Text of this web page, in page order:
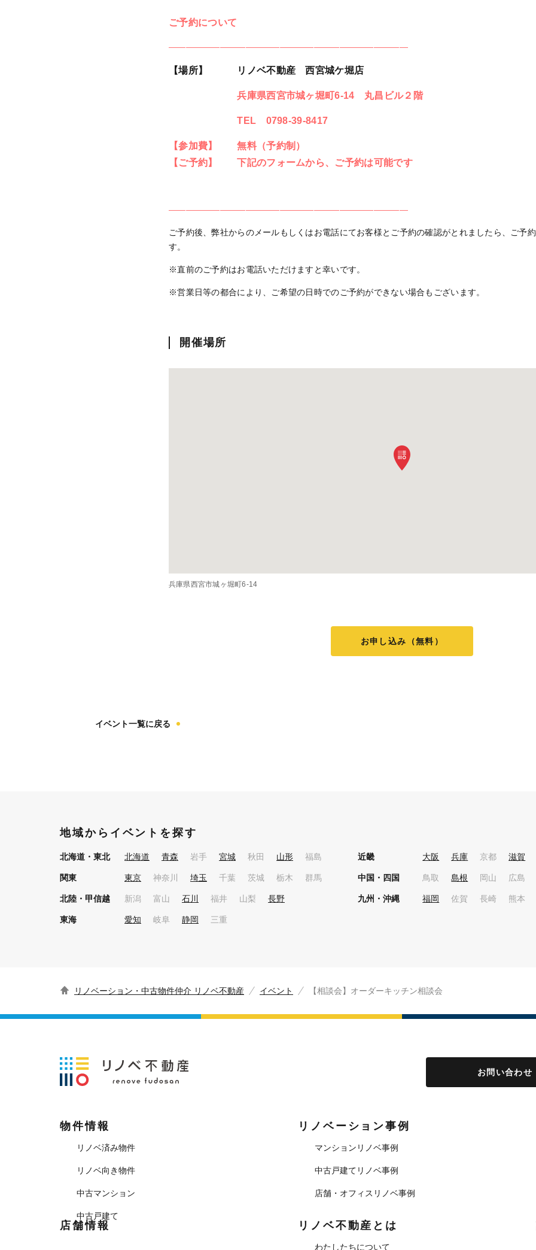
ご予約について
————————————————————————————
【場所】 リノベ不動産 西宮城ケ堀店
兵庫県西宮市城ヶ堀町6-14 丸昌ビル２階
TEL 0798-39-8417
【参加費】 無料（予約制）
【ご予約】 下記のフォームから、ご予約は可能です
————————————————————————————
ご予約後、弊社からのメールもしくはお電話にてお客様とご予約の確認がとれましたら、ご予
す。
※直前のご予約はお電話いただけますと幸いです。
※営業日等の都合により、ご希望の日時でのご予約ができない場合もございます。
開催場所
兵庫県西宮市城ヶ堀町6-14
お申し込み（無料）
イベント一覧に戻る
地域からイベントを探す
北海道・東北 北海道 青森 岩手 宮城 秋田 山形 福島
関東 東京 神奈川 埼玉 千葉 茨城 栃木 群馬
北陸・甲信越 新潟 富山 石川 福井 山梨 長野
東海 愛知 岐阜 静岡 三重
近畿 大阪 兵庫 京都 滋賀
中国・四国 鳥取 島根 岡山 広島
九州・沖縄 福岡 佐賀 長崎 熊本
リノベーション・中古物件仲介 リノベ不動産 イベント 【相談会】オーダーキッチン相談会
お問い合わせ
物件情報
リノベ済み物件
リノベ向き物件
中古マンション
中古戸建て
リノベーション事例
マンションリノベ事例
中古戸建てリノベ事例
店舗・オフィスリノベ事例
店舗情報 リノベ不動産とは
わたしたちについて